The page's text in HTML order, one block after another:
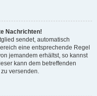
Nachrichten!
sendet, automatisch
eine entsprechende Regel
jemandem erhältst, so kannst
kann dem betreffenden
versenden.